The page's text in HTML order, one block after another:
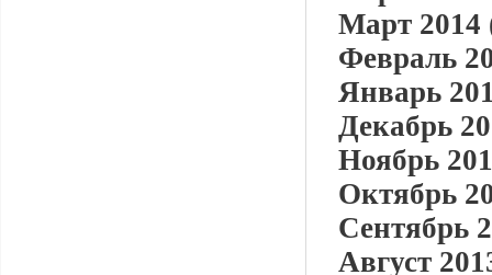
Март 2014
Февраль
Январь
Декабрь
Ноябрь
Октябрь
Сентябрь
Август